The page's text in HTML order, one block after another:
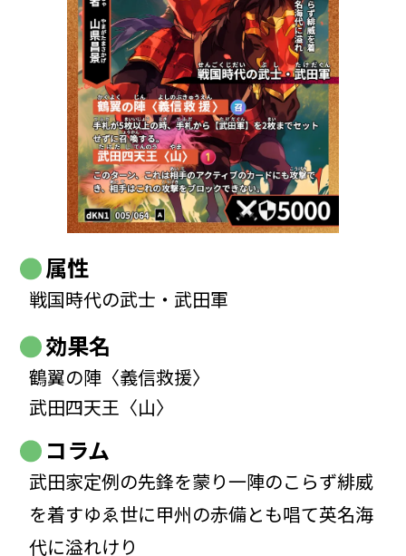
属性
戦国時代の武士・武田軍
効果名
鶴翼の陣〈義信救援〉
武田四天王〈山〉
コラム
武田家定例の先鋒を蒙り一陣のこらず緋威
を着すゆゑ世に甲州の赤備とも唱て英名海
代に溢れけり